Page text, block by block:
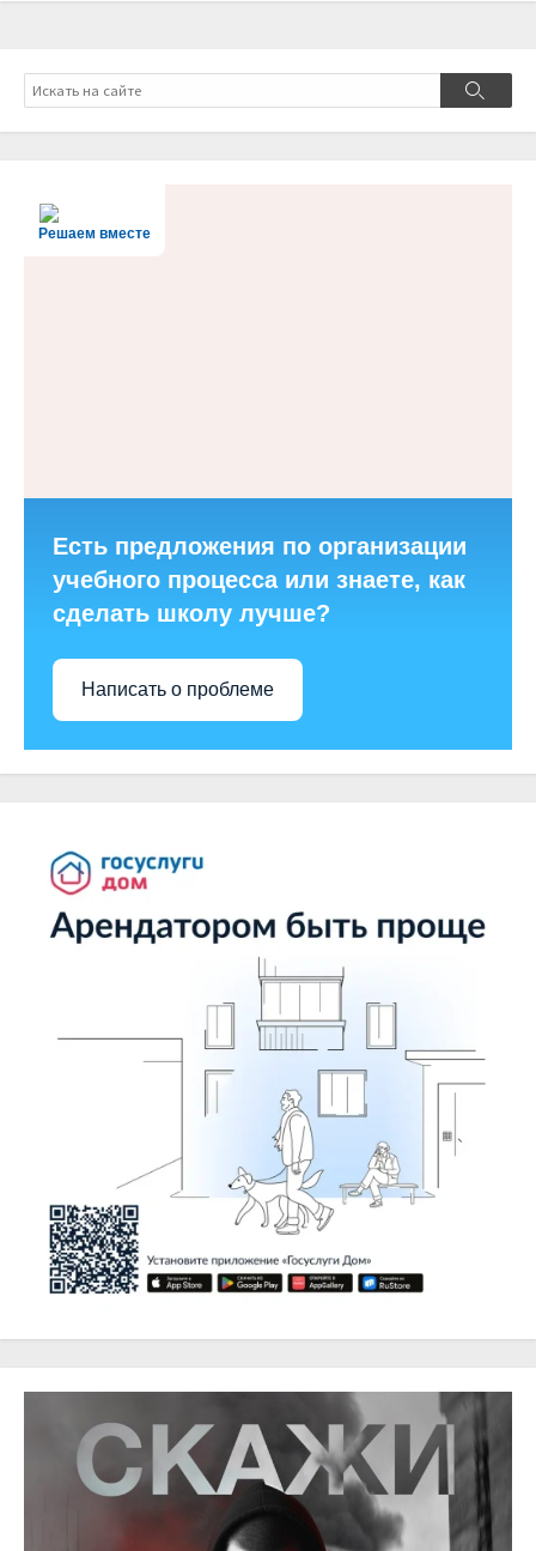
Поиск
Поиск
Решаем вместе
Есть предложения по организации
учебного процесса или знаете, как
сделать школу лучше?
Написать о проблеме